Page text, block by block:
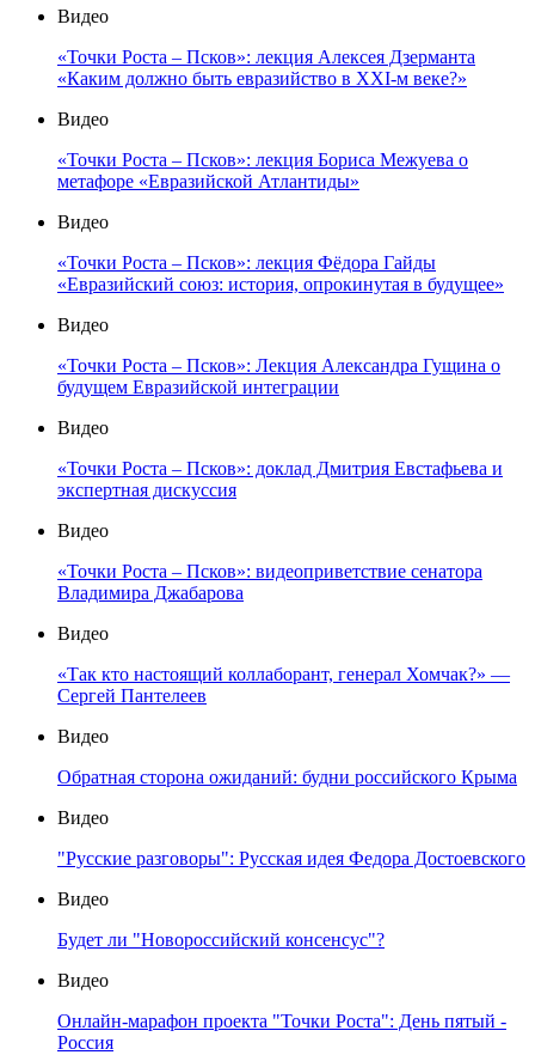
Видео
«Точки Роста – Псков»: лекция Алексея Дзерманта
«Каким должно быть евразийство в XXI-м веке?»
Видео
«Точки Роста – Псков»: лекция Бориса Межуева о
метафоре «Евразийской Атлантиды»
Видео
«Точки Роста – Псков»: лекция Фёдора Гайды
«Евразийский союз: история, опрокинутая в будущее»
Видео
«Точки Роста – Псков»: Лекция Александра Гущина о
будущем Евразийской интеграции
Видео
«Точки Роста – Псков»: доклад Дмитрия Евстафьева и
экспертная дискуссия
Видео
«Точки Роста – Псков»: видеоприветствие сенатора
Владимира Джабарова
Видео
«Так кто настоящий коллаборант, генерал Хомчак?» —
Сергей Пантелеев
Видео
Обратная сторона ожиданий: будни российского Крыма
Видео
"Русские разговоры": Русская идея Федора Достоевского
Видео
Будет ли "Новороссийский консенсус"?
Видео
Онлайн-марафон проекта "Точки Роста": День пятый -
Россия